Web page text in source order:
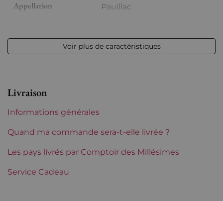
Appellation Pauillac
Etiquette Légèrement tachée
Châteaux de Bordeaux Grand Puy Lacoste
Tranche de prix De 80 à 150 €
Voir plus de caractéristiques
Livraison
Informations générales
Quand ma commande sera-t-elle livrée ?
Les pays livrés par Comptoir des Millésimes
Service Cadeau